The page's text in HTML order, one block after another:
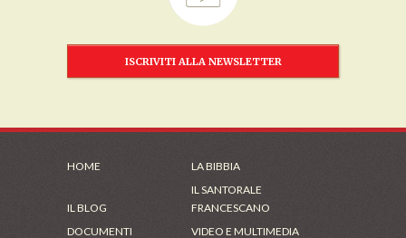
ISCRIVITI ALLA NEWSLETTER
HOME LA BIBBIA
IL BLOG
IL SANTORALE
FRANCESCANO
DOCUMENTI
VIDEO E MULTIMEDIA